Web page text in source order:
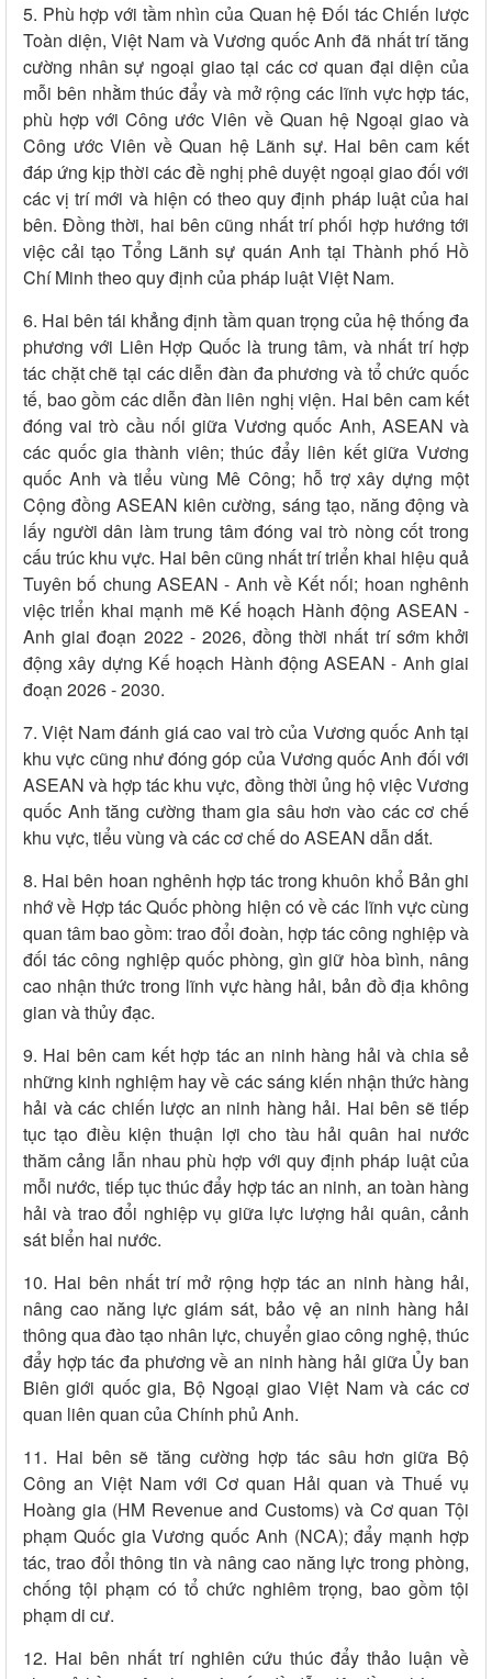
5. Phù hợp với tầm nhìn của Quan hệ Đối tác Chiến lược
Toàn diện, Việt Nam và Vương quốc Anh đã nhất trí tăng
cường nhân sự ngoại giao tại các cơ quan đại diện của
mỗi bên nhằm thúc đẩy và mở rộng các lĩnh vực hợp tác,
phù hợp với Công ước Viên về Quan hệ Ngoại giao và
Công ước Viên về Quan hệ Lãnh sự. Hai bên cam kết
đáp ứng kịp thời các đề nghị phê duyệt ngoại giao đối với
các vị trí mới và hiện có theo quy định pháp luật của hai
bên. Đồng thời, hai bên cũng nhất trí phối hợp hướng tới
việc cải tạo Tổng Lãnh sự quán Anh tại Thành phố Hồ
Chí Minh theo quy định của pháp luật Việt Nam.
6. Hai bên tái khẳng định tầm quan trọng của hệ thống đa
phương với Liên Hợp Quốc là trung tâm, và nhất trí hợp
tác chặt chẽ tại các diễn đàn đa phương và tổ chức quốc
tế, bao gồm các diễn đàn liên nghị viện. Hai bên cam kết
đóng vai trò cầu nối giữa Vương quốc Anh, ASEAN và
các quốc gia thành viên; thúc đẩy liên kết giữa Vương
quốc Anh và tiểu vùng Mê Công; hỗ trợ xây dựng một
Cộng đồng ASEAN kiên cường, sáng tạo, năng động và
lấy người dân làm trung tâm đóng vai trò nòng cốt trong
cấu trúc khu vực. Hai bên cũng nhất trí triển khai hiệu quả
Tuyên bố chung ASEAN - Anh về Kết nối; hoan nghênh
việc triển khai mạnh mẽ Kế hoạch Hành động ASEAN -
Anh giai đoạn 2022 - 2026, đồng thời nhất trí sớm khởi
động xây dựng Kế hoạch Hành động ASEAN - Anh giai
đoạn 2026 - 2030.
7. Việt Nam đánh giá cao vai trò của Vương quốc Anh tại
khu vực cũng như đóng góp của Vương quốc Anh đối với
ASEAN và hợp tác khu vực, đồng thời ủng hộ việc Vương
quốc Anh tăng cường tham gia sâu hơn vào các cơ chế
khu vực, tiểu vùng và các cơ chế do ASEAN dẫn dắt.
8. Hai bên hoan nghênh hợp tác trong khuôn khổ Bản ghi
nhớ về Hợp tác Quốc phòng hiện có về các lĩnh vực cùng
quan tâm bao gồm: trao đổi đoàn, hợp tác công nghiệp và
đối tác công nghiệp quốc phòng, gìn giữ hòa bình, nâng
cao nhận thức trong lĩnh vực hàng hải, bản đồ địa không
gian và thủy đạc.
9. Hai bên cam kết hợp tác an ninh hàng hải và chia sẻ
những kinh nghiệm hay về các sáng kiến nhận thức hàng
hải và các chiến lược an ninh hàng hải. Hai bên sẽ tiếp
tục tạo điều kiện thuận lợi cho tàu hải quân hai nước
thăm cảng lẫn nhau phù hợp với quy định pháp luật của
mỗi nước, tiếp tục thúc đẩy hợp tác an ninh, an toàn hàng
hải và trao đổi nghiệp vụ giữa lực lượng hải quân, cảnh
sát biển hai nước.
10. Hai bên nhất trí mở rộng hợp tác an ninh hàng hải,
nâng cao năng lực giám sát, bảo vệ an ninh hàng hải
thông qua đào tạo nhân lực, chuyển giao công nghệ, thúc
đẩy hợp tác đa phương về an ninh hàng hải giữa Ủy ban
Biên giới quốc gia, Bộ Ngoại giao Việt Nam và các cơ
quan liên quan của Chính phủ Anh.
11. Hai bên sẽ tăng cường hợp tác sâu hơn giữa Bộ
Công an Việt Nam với Cơ quan Hải quan và Thuế vụ
Hoàng gia (HM Revenue and Customs) và Cơ quan Tội
phạm Quốc gia Vương quốc Anh (NCA); đẩy mạnh hợp
tác, trao đổi thông tin và nâng cao năng lực trong phòng,
chống tội phạm có tổ chức nghiêm trọng, bao gồm tội
phạm di cư.
12. Hai bên nhất trí nghiên cứu thúc đẩy thảo luận về